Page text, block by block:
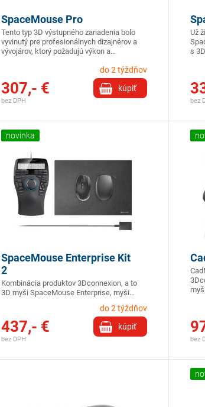
SpaceMouse Pro
Tento typ 3D výstupného zariadenia bolo
vyvinutý pre profesionálnych dizajnérov a
vývojárov, ktorý požadujú výkon a…
do 2 týždňov
kúpiť
307,- €
bez DPH
Už
s
bez
novinka
SpaceMouse Enterprise Kit
2
Kombinácia produktov 3Dconnexion, a to
3D myši SpaceMouse Enterprise, myši…
do 2 týždňov
kúpiť
437,- €
bez DPH bez